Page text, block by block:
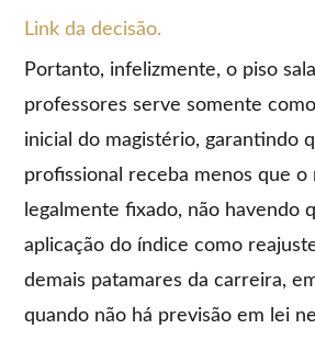
Link da decisão.
Portanto, infelizmente, o piso
professores serve somente
inicial do magistério, garantindo
profissional receba menos que o
legalmente fixado, não havendo
aplicação do índice como
demais patamares da carreira,
quando não há previsão em lei